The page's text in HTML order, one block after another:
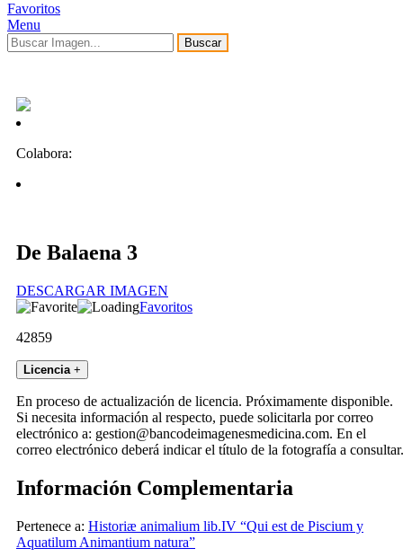
Favoritos
Menu
Buscar
Colabora:
De Balaena 3
DESCARGAR IMAGEN
Favoritos
42859
Licencia +
En proceso de actualización de licencia. Próximamente disponible.
Si necesita información al respecto, puede solicitarla por correo
electrónico a: gestion@bancodeimagenesmedicina.com. En el
correo electrónico deberá indicar el título de la fotografía a consultar.
Información Complementaria
Pertenece a: Historiæ animalium lib.IV “Qui est de Piscium y
Aquatilum Animantium natura”